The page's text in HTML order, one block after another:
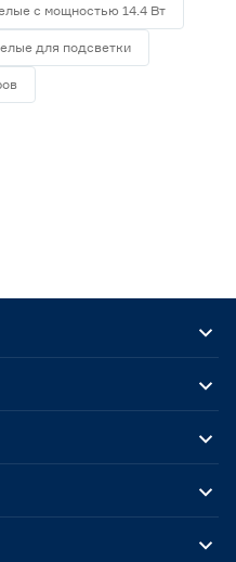
с мощностью 14.4 Вт
для подсветки